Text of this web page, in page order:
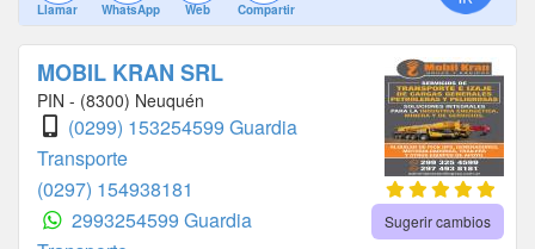
Llamar WhatsApp Web Compartir
MOBIL KRAN SRL
PIN - (8300) Neuquén
(0299) 153254599 Guardia
Transporte
(0297) 154938181
2993254599 Guardia
Sugerir cambios